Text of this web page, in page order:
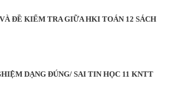
ĐỀ KIỂM TRA GIỮA HKI TOÁN 12 SÁCH
DẠNG ĐÚNG/ SAI TIN HỌC 11 KNTT